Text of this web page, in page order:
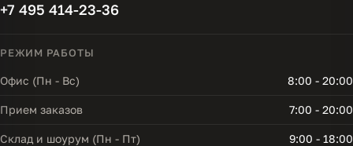
+7 495 414-23-36
РЕЖИМ РАБОТЫ
Офис (Пн - Вс) 8:00 - 20:00
Прием заказов 7:00 - 20:00
Склад и шоурум (Пн - Пт) 9:00 - 18:00